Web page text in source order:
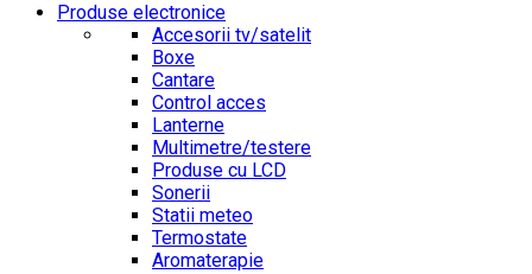
Produse electronice
Accesorii tv/satelit
Boxe
Cantare
Control acces
Lanterne
Multimetre/testere
Produse cu LCD
Sonerii
Statii meteo
Termostate
Aromaterapie